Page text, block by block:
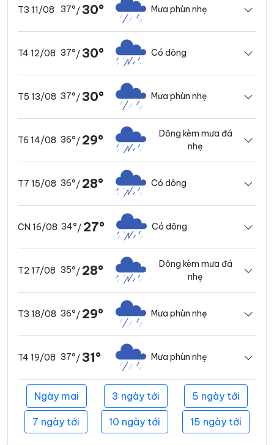
T3 11/08 37°/30° Mưa phùn nhẹ
T4 12/08 37°/30° Có dông
T5 13/08 37°/30° Mưa phùn nhẹ
T6 14/08 36°/ 29°
Dông kèm mưa đá
nhẹ
T7 15/08 36°/ 28° Có dông
CN 16/08 34°/ 27° Có dông
T2 17/08 35°/ 28°
Dông kèm mưa đá
nhẹ
T3 18/08 36°/ 29° Mưa phùn nhẹ
T4 19/08 37°/31° Mưa phùn nhẹ
Ngày mai 3 ngày tới 5 ngày tới
7 ngày tới 10 ngày tới 15 ngày tới